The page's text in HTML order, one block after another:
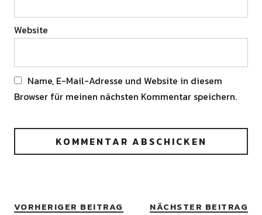
Website
Name, E-Mail-Adresse und Website in diesem
Browser für meinen nächsten Kommentar speichern.
VORHERIGER BEITRAG NÄCHSTER BEITRAG